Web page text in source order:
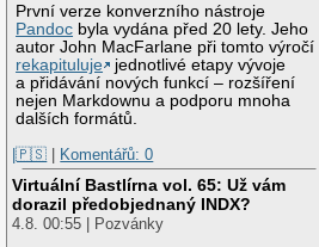
První verze konverzního nástroje
Pandoc byla vydána před 20 lety. Jeho
autor John MacFarlane při tomto výročí
rekapituluje
jednotlivé etapy vývoje
a přidávání nových funkcí – rozšíření
nejen Markdownu a podporu mnoha
dalších formátů.
|🇵🇸 | Komentářů: 0
Virtuální Bastlírna vol. 65: Už vám
dorazil předobjednaný INDX?
4.8. 00:55 | Pozvánky